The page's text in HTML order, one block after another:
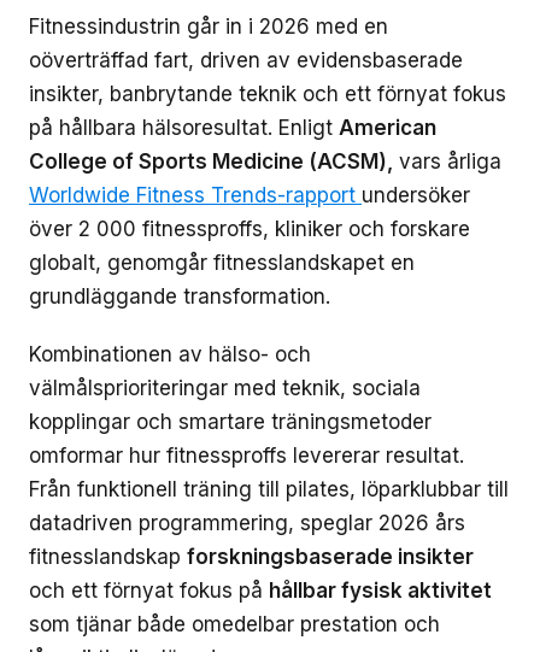
Fitnessindustrin går in i 2026 med en
oöverträffad fart, driven av evidensbaserade
insikter, banbrytande teknik och ett förnyat fokus
på hållbara hälsoresultat. Enligt American
College of Sports Medicine (ACSM), vars årliga
Worldwide Fitness Trends-rapport undersöker
över 2 000 fitnessproffs, kliniker och forskare
globalt, genomgår fitnesslandskapet en
grundläggande transformation.
Kombinationen av hälso- och
välmålsprioriteringar med teknik, sociala
kopplingar och smartare träningsmetoder
omformar hur fitnessproffs levererar resultat.
Från funktionell träning till pilates, löparklubbar till
datadriven programmering, speglar 2026 års
fitnesslandskap forskningsbaserade insikter
och ett förnyat fokus på hållbar fysisk aktivitet
som tjänar både omedelbar prestation och